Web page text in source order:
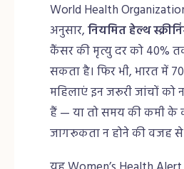
World Health
अनुसार,नियमित हेल्थ
कैंसर की मृत्यु दर को 40%
सकता है। फिर भी, भारत में
महिलाएं इन जरूरी जांचों को
हैं — या तो समय की कमी के
जागरूकता न होने की वजह